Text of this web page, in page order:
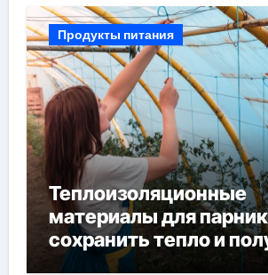
Продукты питания
Теплоизоляционные
материалы для
сохранить тепло и
богатый урожай